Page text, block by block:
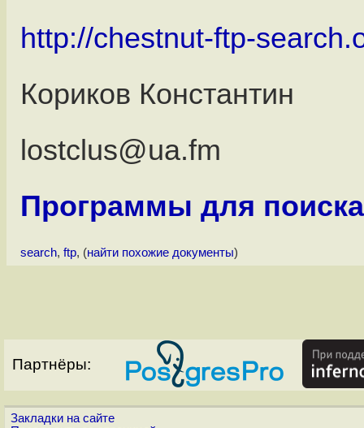
http://chestnut-ftp-
Кориков Константин
lostclus@ua.fm
Программы для
search, ftp, (найти похожие документы)
Партнёры:
Закладки на сайте